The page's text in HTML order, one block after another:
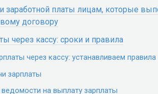
заработной платы лицам, которые
договору
через кассу: сроки и правила
через кассу: устанавливаем правила
зарплаты
на выплату зарплаты